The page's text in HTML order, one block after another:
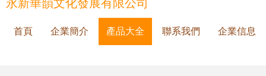
永新華韻文化發展有限公司
首頁 企業簡介 產品大全 聯系我們 企業信息